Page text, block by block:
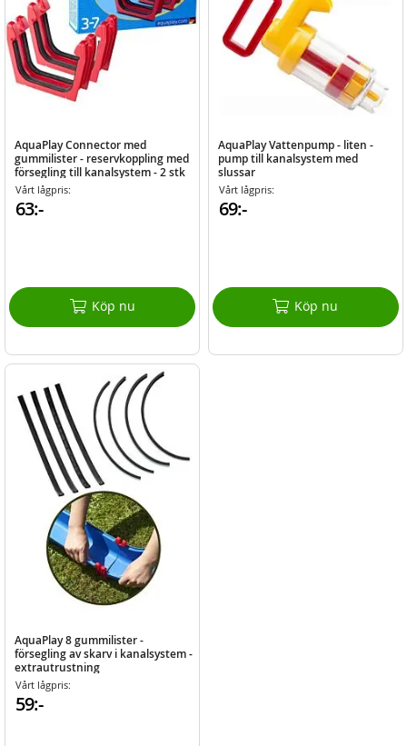
AquaPlay Connector med
gummilister - reservkoppling med
försegling till kanalsystem - 2 stk
Vårt lågpris:
63:-
Köp nu
AquaPlay Vattenpump - liten -
pump till kanalsystem med
slussar
Vårt lågpris:
69:-
Köp nu
AquaPlay 8 gummilister -
försegling av skarv i kanalsystem -
extrautrustning
Vårt lågpris:
59:-